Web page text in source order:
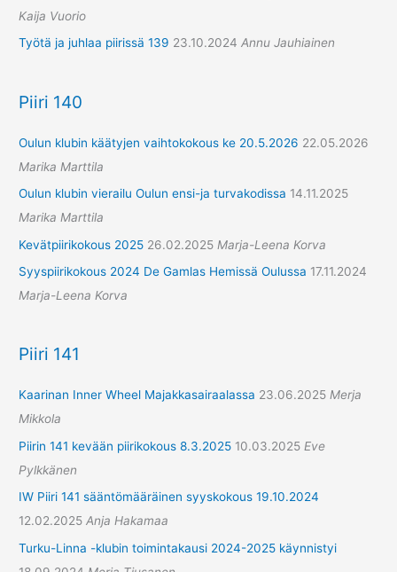
Kaija Vuorio
Työtä ja juhlaa piirissä 139 23.10.2024 Annu Jauhiainen
Piiri 140
Oulun klubin käätyjen vaihtokokous ke 20.5.2026 22.05.2026
Marika Marttila
Oulun klubin vierailu Oulun ensi-ja turvakodissa 14.11.2025
Marika Marttila
Kevätpiirikokous 2025 26.02.2025 Marja-Leena Korva
Syyspiirikokous 2024 De Gamlas Hemissä Oulussa 17.11.2024
Marja-Leena Korva
Piiri 141
Kaarinan Inner Wheel Majakkasairaalassa 23.06.2025 Merja
Mikkola
Piirin 141 kevään piirikokous 8.3.2025 10.03.2025 Eve
Pylkkänen
IW Piiri 141 sääntömääräinen syyskokous 19.10.2024
12.02.2025 Anja Hakamaa
Turku-Linna -klubin toimintakausi 2024-2025 käynnistyi